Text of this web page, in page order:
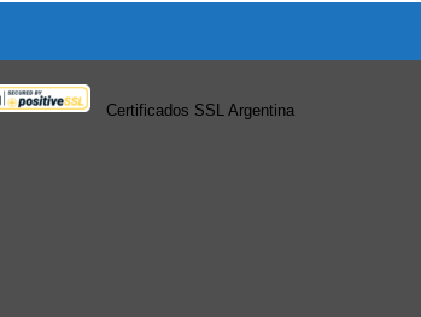
Certificados SSL Argentina